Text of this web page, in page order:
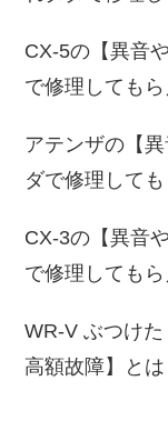
CX-5の【異音
で修理してもら
アテンザの【
ダで修理して
CX-3の【異音
で修理してもら
WR-V ぶつけ
高額故障】とは